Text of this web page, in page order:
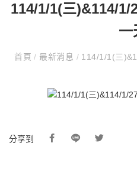
114/1/1(三)&114/1/
一
首頁/ 最新消息 / 114/1/1(三
分享到